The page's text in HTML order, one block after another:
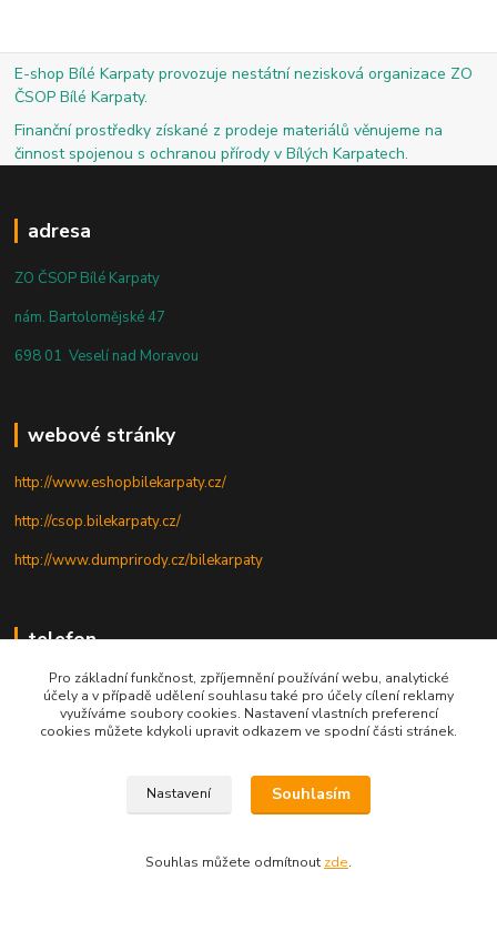
E-shop Bílé Karpaty provozuje nestátní nezisková organizace ZO
ČSOP Bílé Karpaty.
Finanční prostředky získané z prodeje materiálů věnujeme na
činnost spojenou s ochranou přírody v Bílých Karpatech.
adresa
ZO ČSOP Bílé Karpaty
nám. Bartolomějské 47
698 01 Veselí nad Moravou
webové stránky
http://www.eshopbilekarpaty.cz/
http://csop.bilekarpaty.cz/
http://www.dumprirody.cz/bilekarpaty
telefon
+420 725 437 882
+420 727 880 789
Pro základní funkčnost, zpříjemnění používání webu, analytické
účely a v případě udělení souhlasu také pro účely cílení reklamy
využíváme soubory cookies. Nastavení vlastních preferencí
cookies můžete kdykoli upravit odkazem ve spodní části stránek.
Nastavení Souhlasím
Souhlas můžete odmítnout zde.